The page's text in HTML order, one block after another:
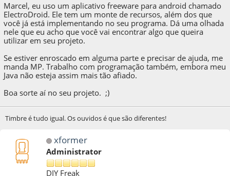
Marcel, eu uso um aplicativo freeware para android chamado
ElectroDroid. Ele tem um monte de recursos, além dos que
você já está implementando no seu programa. Dá uma olhada
nele que eu acho que você vai encontrar algo que queira
utilizar em seu projeto.
Se estiver enroscado em alguma parte e precisar de ajuda, me
manda MP. Trabalho com programação também, embora meu
Java não esteja assim mais tão afiado.
Boa sorte aí no seu projeto. ;)
Timbre é tudo igual. Os ouvidos é que são diferentes!
xformer
Administrator
DIY Freak